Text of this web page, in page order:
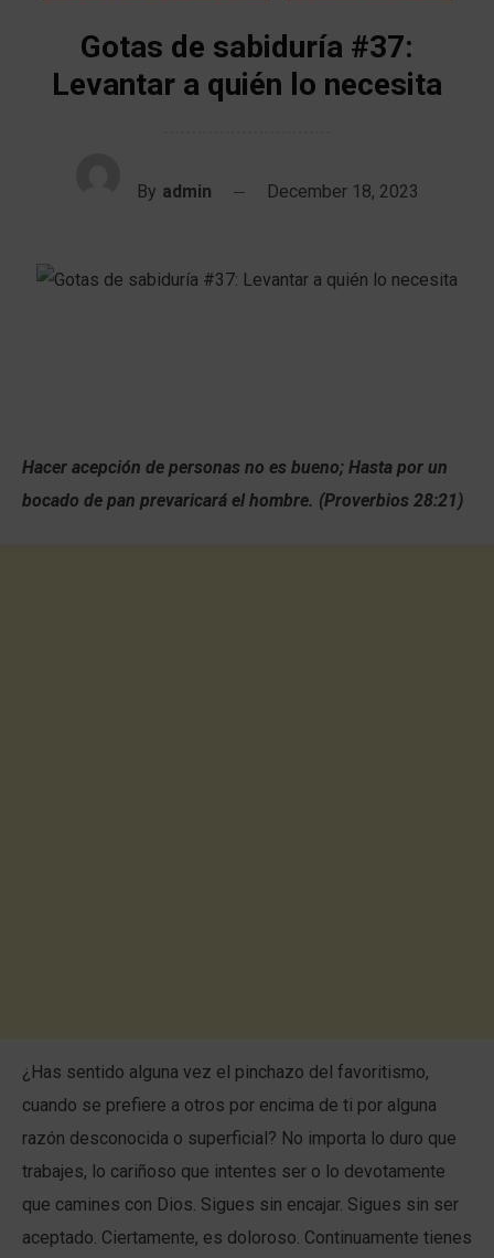
Gotas de sabiduría #37:
Levantar a quién lo necesita
By admin December 18, 2023
Hacer acepción de personas no es bueno; Hasta por un
bocado de pan prevaricará el hombre. (Proverbios 28:21)
¿Has sentido alguna vez el pinchazo del favoritismo,
cuando se prefiere a otros por encima de ti por alguna
razón desconocida o superficial? No importa lo duro que
trabajes, lo cariñoso que intentes ser o lo devotamente
que camines con Dios. Sigues sin encajar. Sigues sin ser
aceptado. Ciertamente, es doloroso. Continuamente tienes